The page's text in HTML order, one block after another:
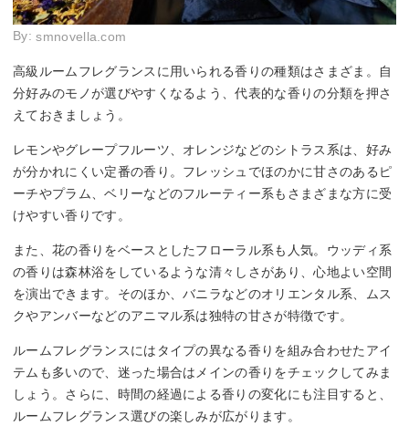
By: smnovella.com
高級ルームフレグランスに用いられる香りの種類はさまざま。自
分好みのモノが選びやすくなるよう、代表的な香りの分類を押さ
えておきましょう。
レモンやグレープフルーツ、オレンジなどのシトラス系は、好み
が分かれにくい定番の香り。フレッシュでほのかに甘さのあるピ
ーチやプラム、ベリーなどのフルーティー系もさまざまな方に受
けやすい香りです。
また、花の香りをベースとしたフローラル系も人気。ウッディ系
の香りは森林浴をしているような清々しさがあり、心地よい空間
を演出できます。そのほか、バニラなどのオリエンタル系、ムス
クやアンバーなどのアニマル系は独特の甘さが特徴です。
ルームフレグランスにはタイプの異なる香りを組み合わせたアイ
テムも多いので、迷った場合はメインの香りをチェックしてみま
しょう。さらに、時間の経過による香りの変化にも注目すると、
ルームフレグランス選びの楽しみが広がります。